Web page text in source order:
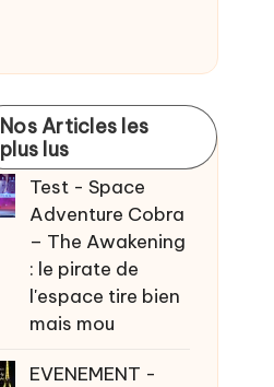
Nos Articles les
plus lus
Test - Space
Adventure Cobra
– The Awakening
: le pirate de
l'espace tire bien
mais mou
EVENEMENT -